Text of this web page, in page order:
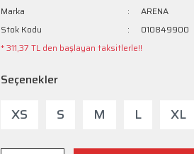
Marka
ARENA
Stok Kodu
010849900
* 311,37 TL den başlayan taksitlerle!!
Seçenekler
XS S M L XL